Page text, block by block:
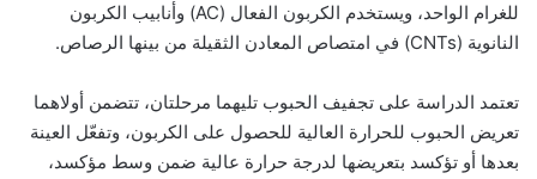
للغرام الواحد، ويستخدم الكربون الفعال (AC) وأنابيب الكربون
النانوية (CNTs) في امتصاص المعادن الثقيلة من بينها الرصاص.
تعتمد الدراسة على تجفيف الحبوب تليهما مرحلتان، تتضمن أولاهما
تعريض الحبوب للحرارة العالية للحصول على الكربون، وتفعّل العينة
بعدها أو تؤكسد بتعريضها لدرجة حرارة عالية ضمن وسط مؤكسد،